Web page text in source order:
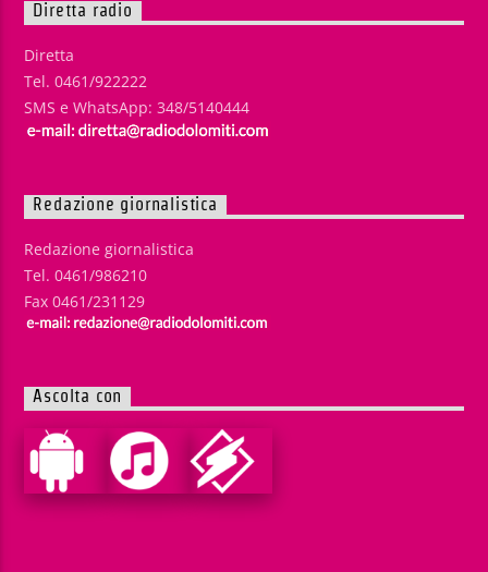
Diretta radio
Diretta
Tel. 0461/922222
SMS e WhatsApp: 348/5140444
Redazione giornalistica
Redazione giornalistica
Tel. 0461/986210
Fax 0461/231129
Ascolta con